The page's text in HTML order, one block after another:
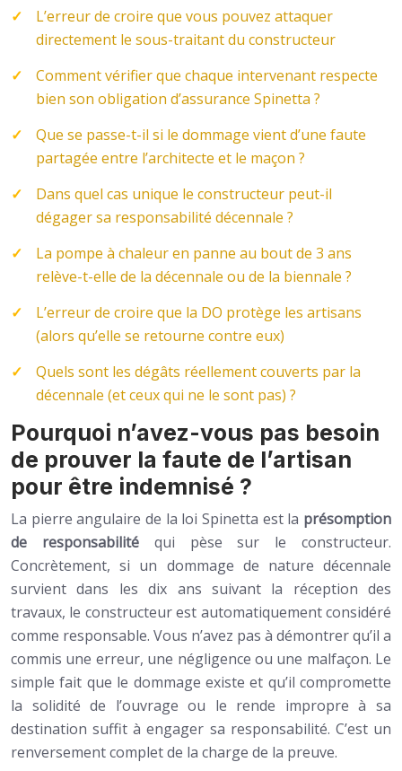
L’erreur de croire que vous pouvez attaquer
directement le sous-traitant du constructeur
Comment vérifier que chaque intervenant respecte
bien son obligation d’assurance Spinetta ?
Que se passe-t-il si le dommage vient d’une faute
partagée entre l’architecte et le maçon ?
Dans quel cas unique le constructeur peut-il
dégager sa responsabilité décennale ?
La pompe à chaleur en panne au bout de 3 ans
relève-t-elle de la décennale ou de la biennale ?
L’erreur de croire que la DO protège les artisans
(alors qu’elle se retourne contre eux)
Quels sont les dégâts réellement couverts par la
décennale (et ceux qui ne le sont pas) ?
Pourquoi n’avez-vous pas besoin
de prouver la faute de l’artisan
pour être indemnisé ?
La pierre angulaire de la loi Spinetta est la présomption
de responsabilitéqui pèse sur le constructeur.
Concrètement, si un dommage de nature décennale
survient dans les dix ans suivant la réception des
travaux, le constructeur est automatiquement considéré
comme responsable. Vous n’avez pas à démontrer qu’il a
commis une erreur, une négligence ou une malfaçon. Le
simple fait que le dommage existe et qu’il compromette
la solidité de l’ouvrage ou le rende impropre à sa
destination suffit à engager sa responsabilité. C’est un
renversement complet de la charge de la preuve.